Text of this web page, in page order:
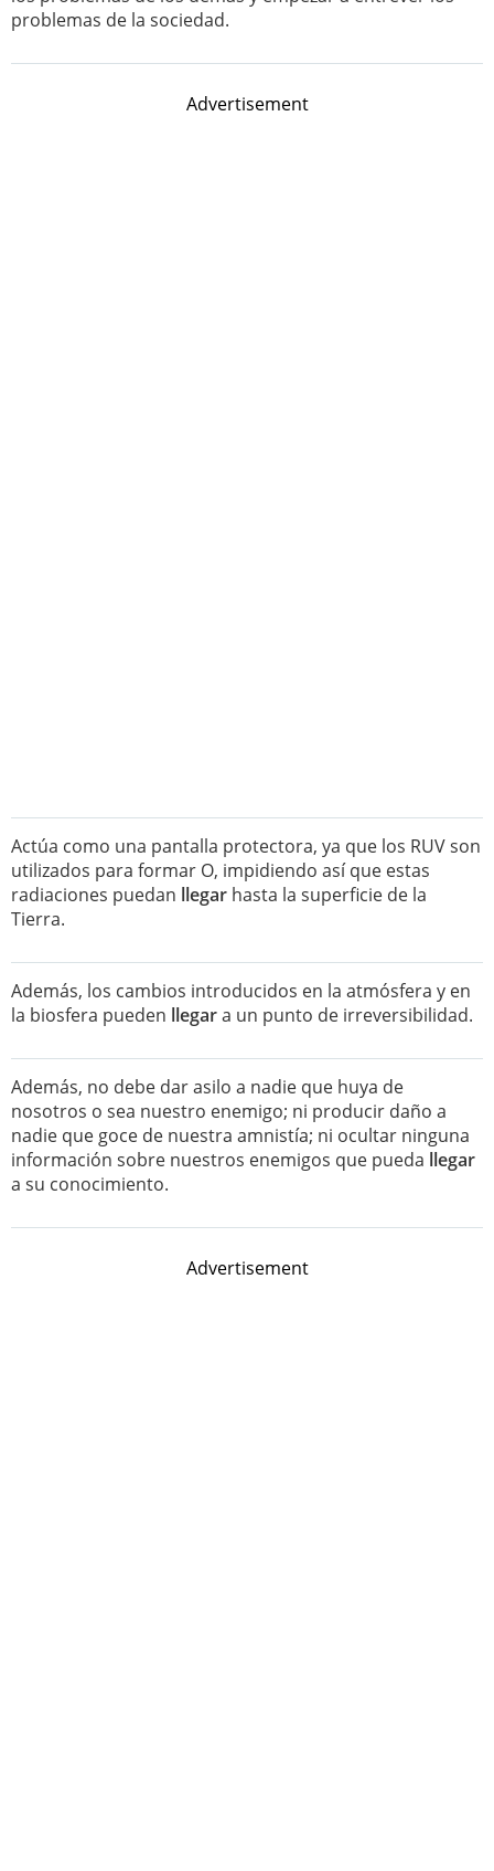
problemas de la sociedad.
Advertisement
Actúa como una pantalla protectora, ya que los RUV son
utilizados para formar O, impidiendo así que estas
radiaciones puedan llegar hasta la superficie de la
Tierra.
Además, los cambios introducidos en la atmósfera y en
la biosfera pueden llegara un punto de irreversibilidad.
Además, no debe dar asilo a nadie que huya de
nosotros o sea nuestro enemigo; ni producir daño a
nadie que goce de nuestra amnistía; ni ocultar ninguna
información sobre nuestros enemigos que pueda llegar
a su conocimiento.
Advertisement